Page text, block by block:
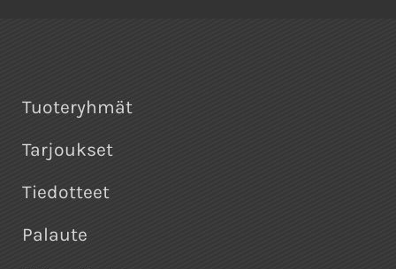
Tuoteryhmät
Tarjoukset
Tiedotteet
Palaute